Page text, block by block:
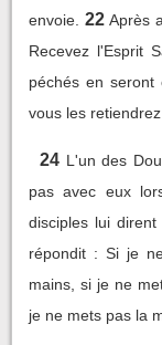
envoie. 22 Après
Recevez l'Esprit
péchés en
vous les
24 L'un des
pas avec eux
disciples lui
répondit : Si je
mains, si je ne
je ne mets pas la